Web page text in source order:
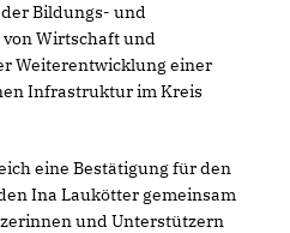
Bildungs- und
Wirtschaft und
Weiterentwicklung einer
Infrastruktur im Kreis
eine Bestätigung für den
Ina Laukötter gemeinsam
und Unterstützern